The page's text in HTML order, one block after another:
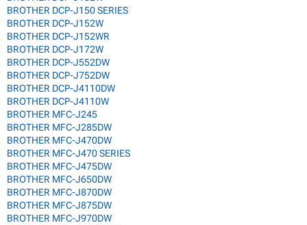
BROTHER DCP-J150 SERIES
BROTHER DCP-J152W
BROTHER DCP-J152WR
BROTHER DCP-J172W
BROTHER DCP-J552DW
BROTHER DCP-J752DW
BROTHER DCP-J4110DW
BROTHER DCP-J4110W
BROTHER MFC-J245
BROTHER MFC-J285DW
BROTHER MFC-J470DW
BROTHER MFC-J470 SERIES
BROTHER MFC-J475DW
BROTHER MFC-J650DW
BROTHER MFC-J870DW
BROTHER MFC-J875DW
BROTHER MFC-J970DW